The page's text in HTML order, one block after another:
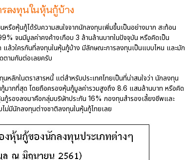
รลงทุนในหุ้นกู้บ้าง
หรือหุ้นกู้ได้รับความสนใจจากนักลงทุนเพิ่มขึ้นเป็นอย่างมาก สะท้อน
จนมีมูลค่าคงค้างเกือบ 3 ล้านล้านบาทในปัจจุบัน หรือคิดเป็น
ล้วใครกันที่ลงทุนในหุ้นกู้บ้าง มีลักษณะการลงทุนเป็นแบบไหน และมัก
ตามกันต่อเลยครับ
หลักในตราสารหนี้ แต่สำหรับประเทศไทยเป็นที่น่าสนใจว่า นักลงทุน
มากที่สุด โดยถือครองหุ้นกู้มูลค่ารวมสูงถึง 8.6 แสนล้านบาท หรือคิด
กู้รองลงมาคือกลุ่มบริษัทประกัน 16% กองทุนสำรองเลี้ยงชีพและ
ม่มีนักลงทุนต่างชาติลงทุนในหุ้นกู้ไทยเลย